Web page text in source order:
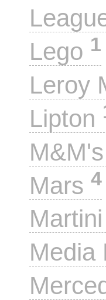
Lego 1
Leroy
Lipton
M&M's
Mars 4
Martini
Media